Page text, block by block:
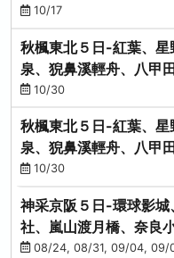
(不進免稅店)
10/17
秋楓東北５日-紅葉、
泉、猊鼻溪輕舟、八甲
進免稅店)
10/30
秋楓東北５日-紅葉、
泉、猊鼻溪輕舟、八甲
進免稅店)
10/30
神采京阪５日-環球影
社、嵐山渡月橋、奈良
08/24, 08/31, 09/04, 09/